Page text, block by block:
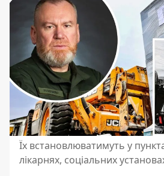
Їх встановлюватимуть у
лікарнях, соціальних